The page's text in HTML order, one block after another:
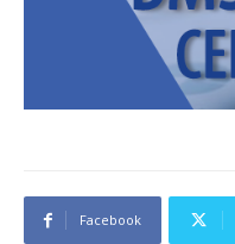
Facebook